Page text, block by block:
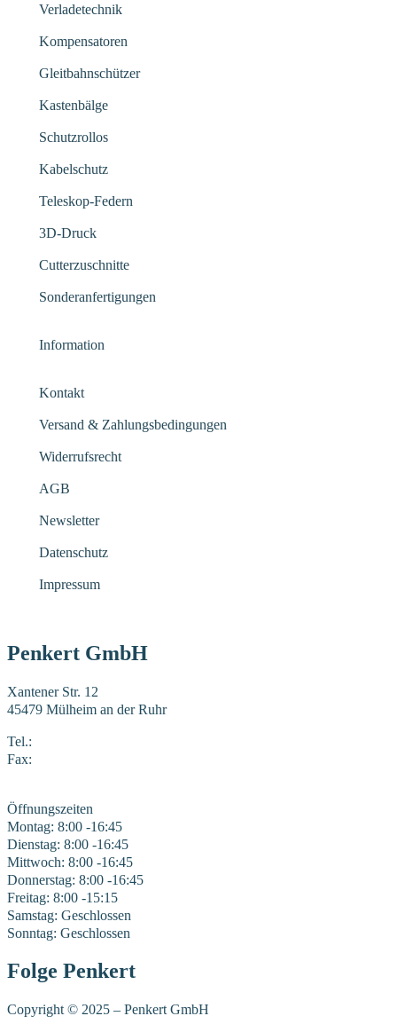
Verladetechnik
Kompensatoren
Gleitbahnschützer
Kastenbälge
Schutzrollos
Kabelschutz
Teleskop-Federn
3D-Druck
Cutterzuschnitte
Sonderanfertigungen
Information
Kontakt
Versand & Zahlungsbedingungen
Widerrufsrecht
AGB
Newsletter
Datenschutz
Impressum
Penkert GmbH
Xantener Str. 12
45479 Mülheim an der Ruhr
Tel.:
Fax:
Öffnungszeiten
Montag: 8:00 -16:45
Dienstag: 8:00 -16:45
Mittwoch: 8:00 -16:45
Donnerstag: 8:00 -16:45
Freitag: 8:00 -15:15
Samstag: Geschlossen
Sonntag: Geschlossen
Folge Penkert
Copyright © 2025 – Penkert GmbH